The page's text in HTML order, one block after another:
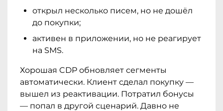
открыл несколько писем, но не дошёл
до покупки;
активен в приложении, но не реагирует
на SMS.
Хорошая CDP обновляет сегменты
автоматически. Клиент сделал покупку —
вышел из реактивации. Потратил бонусы
— попал в другой сценарий. Давно не